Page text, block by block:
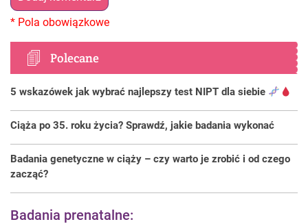
Polecane
5 wskazówek jak wybrać najlepszy test NIPT dla siebie
Ciąża po 35. roku życia? Sprawdź, jakie badania wykonać
Badania genetyczne w ciąży – czy warto je zrobić i od czego
zacząć?
Badania prenatalne: